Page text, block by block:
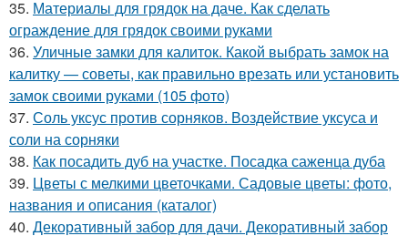
35. Материалы для грядок на даче. Как сделать
ограждение для грядок своими руками
36. Уличные замки для калиток. Какой выбрать замок на
калитку — советы, как правильно врезать или установить
замок своими руками (105 фото)
37. Соль уксус против сорняков. Воздействие уксуса и
соли на сорняки
38. Как посадить дуб на участке. Посадка саженца дуба
39. Цветы с мелкими цветочками. Садовые цветы: фото,
названия и описания (каталог)
40. Декоративный забор для дачи. Декоративный забор